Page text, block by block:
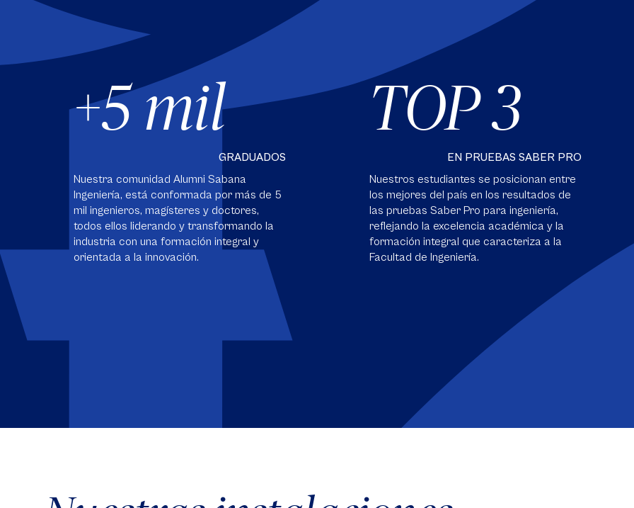
+5 mil
GRADUADOS
Nuestra comunidad Alumni Sabana
Ingeniería, está conformada por más de 5
mil ingenieros, magísteres y doctores,
todos ellos liderando y transformando la
industria con una formación integral y
orientada a la innovación.
TOP 3
EN PRUEBAS SABER PRO
Nuestros estudiantes se posicionan entre
los mejores del país en los resultados de
las pruebas Saber Pro para ingeniería,
reflejando la excelencia académica y la
formación integral que caracteriza a la
Facultad de Ingeniería.